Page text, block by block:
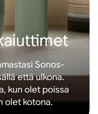
Sonos-
että ulkona.
kun olet poissa
olet kotona.